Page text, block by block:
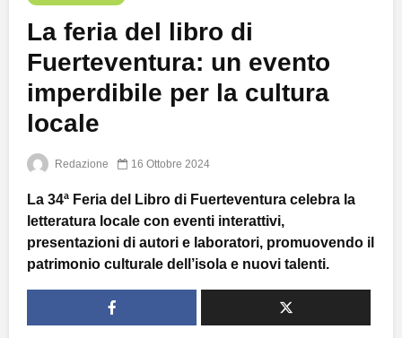
La feria del libro di
Fuerteventura: un evento
imperdibile per la cultura
locale
Redazione 16 Ottobre 2024
La 34ª Feria del Libro di Fuerteventura celebra la
letteratura locale con eventi interattivi,
presentazioni di autori e laboratori, promuovendo il
patrimonio culturale dell’isola e nuovi talenti.